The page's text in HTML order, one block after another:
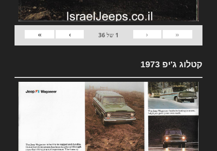
«
‹
1 של36
›
»
קטלוג ג'יפ 1973